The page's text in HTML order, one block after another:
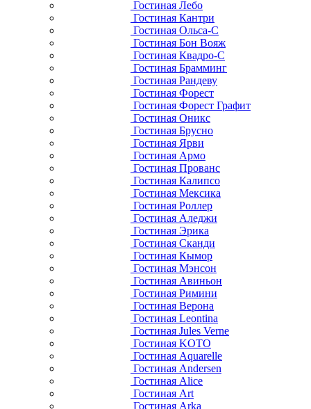
Гостиная Лебо
Гостиная Кантри
Гостиная Ольса-С
Гостиная Бон Вояж
Гостиная Квадро-С
Гостиная Брамминг
Гостиная Рандеву
Гостиная Форест
Гостиная Форест Графит
Гостиная Оникс
Гостиная Брусно
Гостиная Ярви
Гостиная Армо
Гостиная Прованс
Гостиная Калипсо
Гостиная Мексика
Гостиная Роллер
Гостиная Аледжи
Гостиная Эрика
Гостиная Сканди
Гостиная Кымор
Гостиная Мэнсон
Гостиная Авиньон
Гостиная Римини
Гостиная Верона
Гостиная Leontina
Гостиная Jules Verne
Гостиная KOTO
Гостиная Aquarelle
Гостиная Andersen
Гостиная Alice
Гостиная Art
Гостиная Arka